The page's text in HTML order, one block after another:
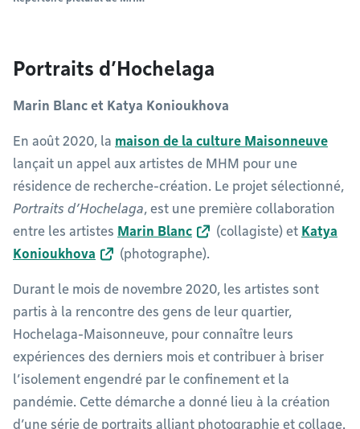
Portraits d’Hochelaga
Marin Blanc et Katya Konioukhova
En août 2020, la maison de la culture Maisonneuve
lançait un appel aux artistes de MHM pour une
résidence de recherche-création. Le projet sélectionné,
Portraits d’Hochelaga, est une première collaboration
entre les artistes Marin Blanc (collagiste) et Katya
Konioukhova
(photographe).
Durant le mois de novembre 2020, les artistes sont
partis à la rencontre des gens de leur quartier,
Hochelaga-Maisonneuve, pour connaître leurs
expériences des derniers mois et contribuer à briser
l’isolement engendré par le confinement et la
pandémie. Cette démarche a donné lieu à la création
d’une série de portraits alliant photographie et collage.